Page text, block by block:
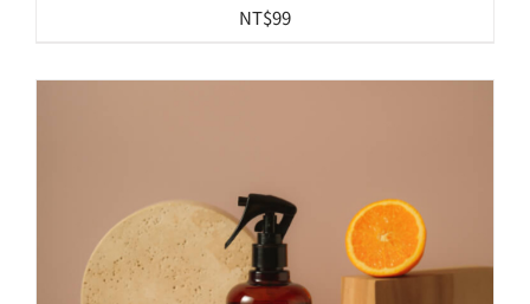
NT$99